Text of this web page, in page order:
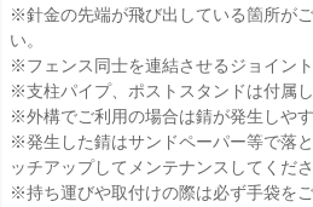
※針金の先端が飛び出している箇所が
い。
※フェンス同士を連結させるジョイン
※支柱パイプ、ポストスタンドは付属し
※外構でご利用の場合は錆が発生しやす
※発生した錆はサンドペーパー等で落
ッチアップしてメンテナンスしてくださ
※持ち運びや取付けの際は必ず手袋をご